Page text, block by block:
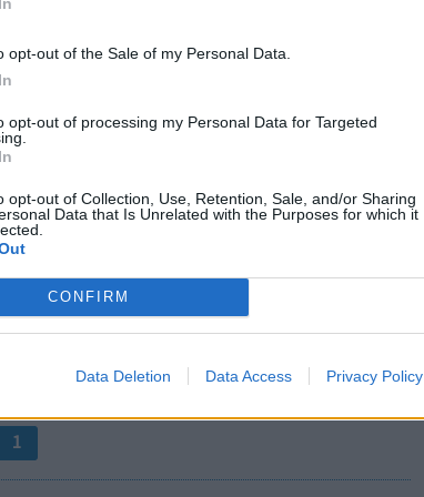
opt-out of the Sale of my Personal Data.
opt-out of processing my Personal Data for Targeted
opt-out of Collection, Use, Retention, Sale, and/or Sharing
Data that Is Unrelated with the Purposes for which it
CONFIRM
Data Deletion Data Access Privacy Policy
Hoeveelheid bijwerkingen
ik een
tot max
de
ander enorm groot voordeel is dat je met de
en daardoor buikpijn. Met de pleisters heb ik
1